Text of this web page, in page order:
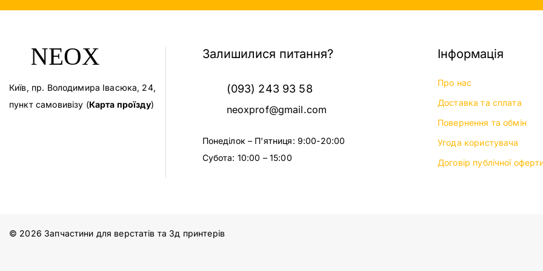
Київ, пр. Володимира Івасюка, 24,
пункт самовивізу (Карта проїзду)
Залишилися питання?
(093) 243 93 58
neoxprof@gmail.com
Понеділок – П'ятниця: 9:00-20:00
Субота: 10:00 – 15:00
Інформація
Про нас
Доставка та сплата
Повернення та обмін
Угода користувача
Договір публічної
© 2026 Запчастини для верстатів та 3д принтерів